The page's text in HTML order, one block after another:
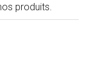
produits.